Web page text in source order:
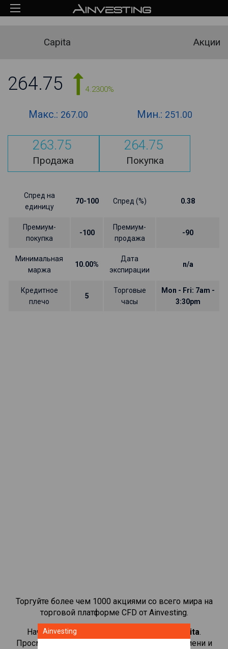
Capita Акции
264.75 4.2300%
Макс.: 267.00 Мин.: 251.00
263.75
Продажа
264.75
Покупка
Спред на
единицу
70-100 Спред (%) 0.38
Премиум-
покупка
-100
Премиум-
продажа
-90
Минимальная
маржа
10.00%
Дата
экспирации
n/a
Кредитное
плечо
5
Торговые
часы
Mon - Fri: 7am -
3:30pm
Торгуйте более чем 1000 акциями со всего мира на
торговой платформе CFD от Ainvesting.
Начать торговать CFD-контрактами на
Capita.
Просматривайте котировки в реальном времени и
Ainvesting